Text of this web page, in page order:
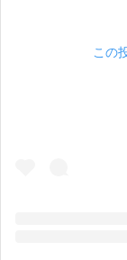
この